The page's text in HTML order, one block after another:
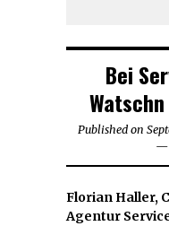
Bei
Published on
Florian Haller,
Agentur